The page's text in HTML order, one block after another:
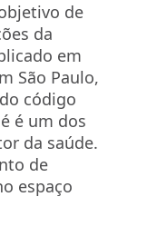
de
da
em
São Paulo,
código
é um dos
da saúde.
de
espaço